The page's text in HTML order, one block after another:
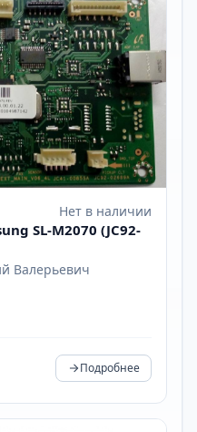
Нет в наличии
SL-M2070 (JC92-
Валерьевич
Подробнее